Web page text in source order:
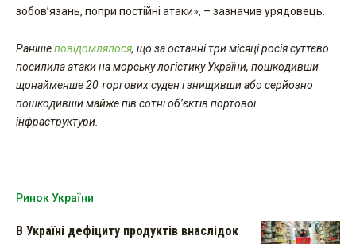
зобов’язань, попри постійні атаки», – зазначив урядовець.
Ранішеповідомлялося, що за останні три місяці росія суттєво
посилила атаки на морську логістику України, пошкодивши
щонайменше 20 торгових суден і знищивши або серйозно
пошкодивши майже пів сотні об’єктів портової
інфраструктури.
Ринок України
В Україні дефіциту продуктів внаслідок